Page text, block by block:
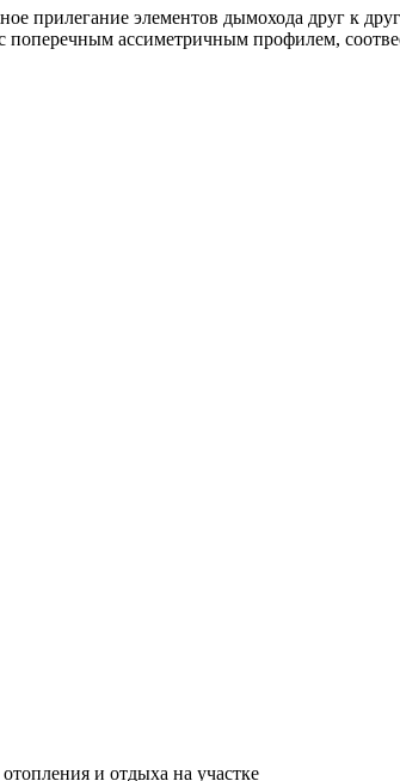
прилегание элементов дымохода друг к
поперечным ассиметричным профилем,
и отдыха на участке